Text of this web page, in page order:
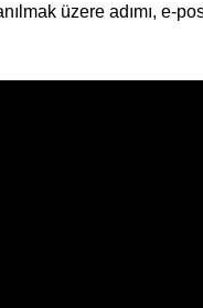
üzere adımı, e-